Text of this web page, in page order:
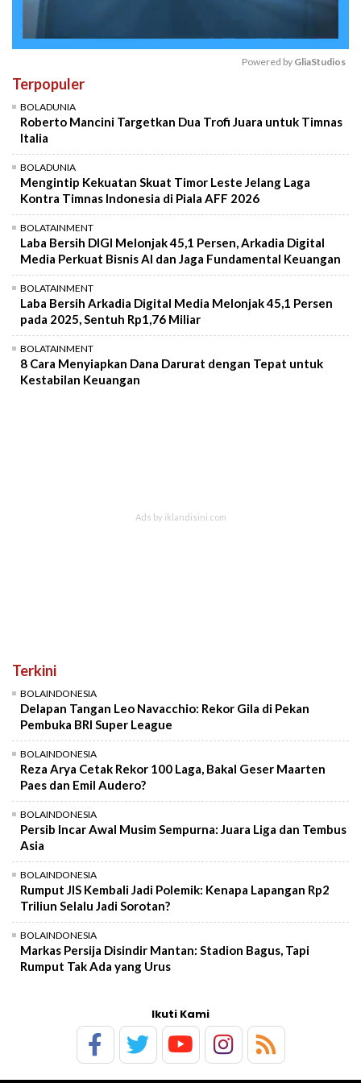
Powered by GliaStudios
Terpopuler
BOLADUNIA
Roberto Mancini Targetkan Dua Trofi Juara untuk Timnas
Italia
BOLADUNIA
Mengintip Kekuatan Skuat Timor Leste Jelang Laga
Kontra Timnas Indonesia di Piala AFF 2026
BOLATAINMENT
Laba Bersih DIGI Melonjak 45,1 Persen, Arkadia Digital
Media Perkuat Bisnis AI dan Jaga Fundamental Keuangan
BOLATAINMENT
Laba Bersih Arkadia Digital Media Melonjak 45,1 Persen
pada 2025, Sentuh Rp1,76 Miliar
BOLATAINMENT
8 Cara Menyiapkan Dana Darurat dengan Tepat untuk
Kestabilan Keuangan
Terkini
BOLAINDONESIA
Delapan Tangan Leo Navacchio: Rekor Gila di Pekan
Pembuka BRI Super League
BOLAINDONESIA
Reza Arya Cetak Rekor 100 Laga, Bakal Geser Maarten
Paes dan Emil Audero?
BOLAINDONESIA
Persib Incar Awal Musim Sempurna: Juara Liga dan Tembus
Asia
BOLAINDONESIA
Rumput JIS Kembali Jadi Polemik: Kenapa Lapangan Rp2
Triliun Selalu Jadi Sorotan?
BOLAINDONESIA
Markas Persija Disindir Mantan: Stadion Bagus, Tapi
Rumput Tak Ada yang Urus
Ikuti Kami